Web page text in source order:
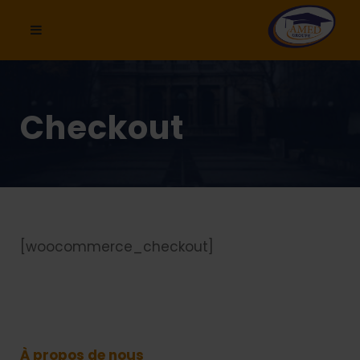
Checkout
[woocommerce_checkout]
À propos de nous